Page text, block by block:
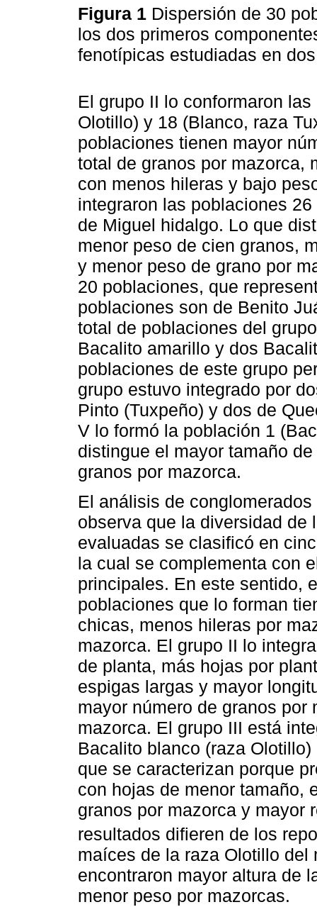
Figura 1 Dispersión de 30
los dos primeros
fenotípicas estudiadas en
El grupo II lo conformaron
Olotillo) y 18 (Blanco, raza
poblaciones tienen mayor
total de granos por mazorca,
con menos hileras y bajo
integraron las poblaciones
de Miguel hidalgo. Lo que
menor peso de cien granos,
y menor peso de grano por
20 poblaciones, que
poblaciones son de Benito
total de poblaciones del
Bacalito amarillo y dos
poblaciones de este grupo
grupo estuvo integrado por
Pinto (Tuxpeño) y dos de
V lo formó la población 1
distingue el mayor tamaño
granos por mazorca.
El análisis de
observa que la diversidad
evaluadas se clasificó en
la cual se complementa con
principales. En este sentido,
poblaciones que lo forman
chicas, menos hileras por
mazorca. El grupo II lo
de planta, más hojas por
espigas largas y mayor
mayor número de granos
mazorca. El grupo III está
Bacalito blanco (raza
que se caracterizan porque
con hojas de menor tamaño,
granos por mazorca y mayor
resultados difieren de los
maíces de la raza Olotillo
encontraron mayor altura de
menor peso por mazorcas.